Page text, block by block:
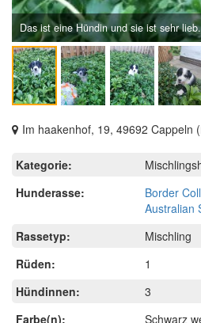
Das ist eine Hündin und sie ist sehr lieb.
Im haakenhof, 19, 49692 Cappeln
Kategorie:
Hunderasse:
Border
Australian
Rassetyp:
Mischling
Rüden:
1
Hündinnen:
3
Farbe(n):
Schwarz